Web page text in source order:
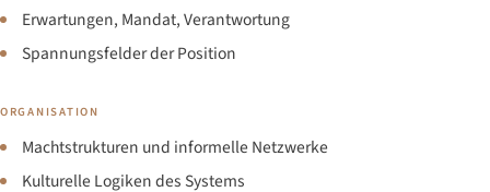
Erwartungen, Mandat, Verantwortung
Spannungsfelder der Position
ORGANISATION
Machtstrukturen und informelle Netzwerke
Kulturelle Logiken des Systems